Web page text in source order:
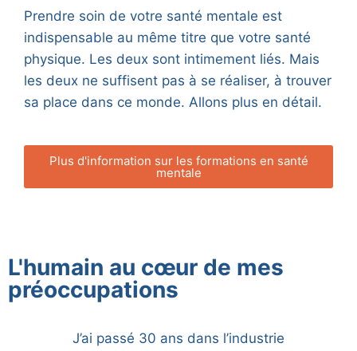
Prendre soin de votre santé mentale est
indispensable au même titre que votre santé
physique. Les deux sont intimement liés. Mais
les deux ne suffisent pas à se réaliser, à trouver
sa place dans ce monde. Allons plus en détail.
Plus d'information sur les formations en santé
mentale
L'humain au cœur de mes
préoccupations
J’ai passé 30 ans dans l’industrie